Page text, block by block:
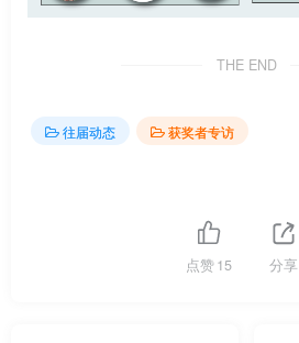
THE END
往届动态 获奖者专访
点赞15 分享